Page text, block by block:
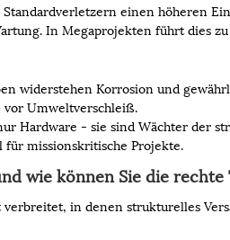
einen höheren
In Megaprojekten führt dies zu
widerstehen Korrosion und
vor Umweltverschleiß.
Hardware - sie sind Wächter
missionskritische Projekte.
wie können Sie die
in denen strukturelles